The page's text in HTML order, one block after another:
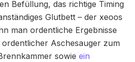
Befüllung, das richtige Timing
Glutbett – der xeoos
man ordentliche Ergebnisse
Aschesauger zum
sowie ein